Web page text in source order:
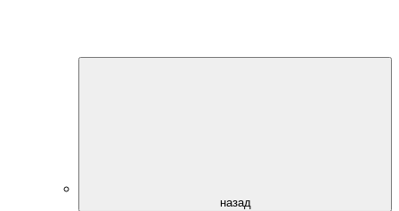
назад